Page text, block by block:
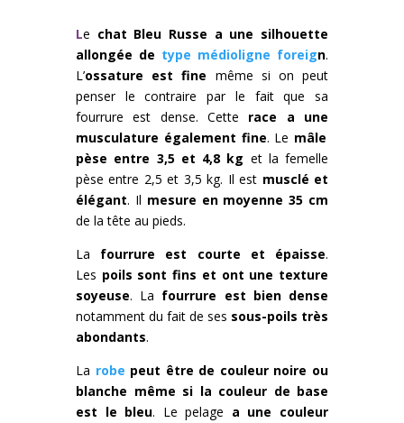
Le chat Bleu Russe a une silhouette
allongée de type médioligne foreign.
L’ossature est fine même si on peut
penser le contraire par le fait que sa
fourrure est dense. Cette race a une
musculature également fine. Le mâle
pèse entre 3,5 et 4,8 kg et la femelle
pèse entre 2,5 et 3,5 kg. Il est musclé et
élégant. Il mesure en moyenne 35 cm
de la tête au pieds.
La fourrure est courte et épaisse.
Les poils sont fins et ont une texture
soyeuse. La fourrure est bien dense
notamment du fait de ses sous-poils très
abondants.
La robe peut être de couleur noire ou
blanche même si la couleur de base
est le bleu. Le pelage a une couleur